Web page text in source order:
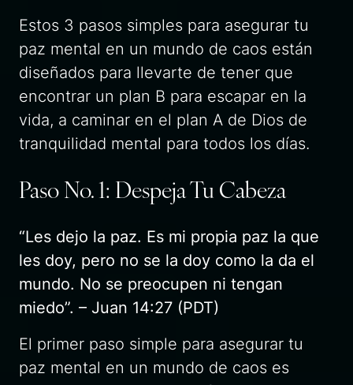
Estos 3 pasos simples para asegurar tu
paz mental en un mundo de caos están
diseñados para llevarte de tener que
encontrar un plan B para escapar en la
vida, a caminar en el plan A de Dios de
tranquilidad mental para todos los días.
Paso No. 1: Despeja Tu Cabeza
“Les dejo la paz. Es mi propia paz la que
les doy, pero no se la doy como la da el
mundo. No se preocupen ni tengan
miedo”. – Juan 14:27 (PDT)
El primer paso simple para asegurar tu
paz mental en un mundo de caos es